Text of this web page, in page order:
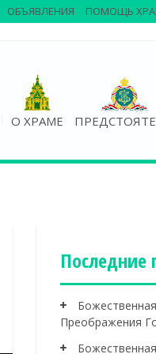
О ХРАМЕ
ОБЪЯВЛЕНИЯ ПОМОЩЬ
Последние
Преображения